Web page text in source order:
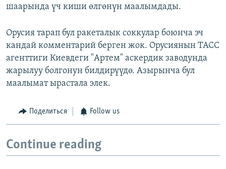
шаарында үч киши өлгөнүн маалымдады.
Орусия тарап бул ракеталык соккулар боюнча эч
кандай комментарий берген жок. Орусиянын ТАСС
агенттиги Киевдеги "Артем" аскердик заводунда
жарылуу болгонун билдирүүдө. Азырынча бул
маалымат ырастала элек.
Поделиться Follow us
Continue reading